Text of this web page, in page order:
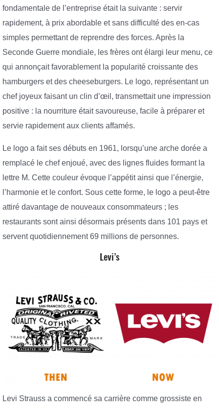
fondamentale de l’entreprise était la suivante : servir
rapidement, à prix abordable et sans difficulté des en-cas
simples permettant de reprendre des forces. Après la
Seconde Guerre mondiale, les frères ont élargi leur menu, ce
qui annonçait favorablement la popularité croissante des
hamburgers et des cheeseburgers. Le logo, représentant un
chef joyeux faisant un clin d’œil, transmettait une impression
positive : la nourriture était savoureuse, facile à préparer et
servie rapidement aux clients affamés.
Le logo a fait ses débuts en 1961, lorsqu’une arche dorée a
remplacé le chef enjoué, avec des lignes fluides formant la
lettre M. Cette couleur évoque l’appétit ainsi que l’énergie,
l’harmonie et le confort. Sous cette forme, le logo a peut-être
attiré davantage de nouveaux consommateurs ; les
restaurants sont ainsi désormais présents dans 101 pays et
servent quotidiennement 69 millions de personnes.
Levi’s
Levi Strauss a commencé sa carrière comme grossiste en